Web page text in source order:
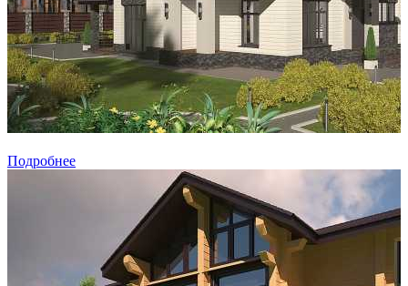
Подробнее